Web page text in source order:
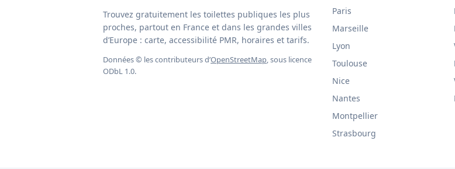
Trouvez gratuitement les toilettes publiques les plus
proches, partout en France et dans les grandes villes
d’Europe : carte, accessibilité PMR, horaires et tarifs.
Données © les contributeurs d’OpenStreetMap, sous licence
ODbL 1.0.
Paris
Marseille
Lyon
Toulouse
Nice
Nantes
Montpellier
Strasbourg